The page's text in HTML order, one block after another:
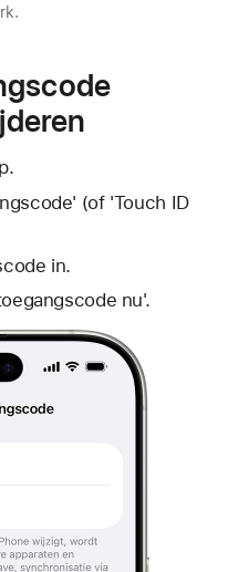
(of 'Touch ID
in.
nu'.